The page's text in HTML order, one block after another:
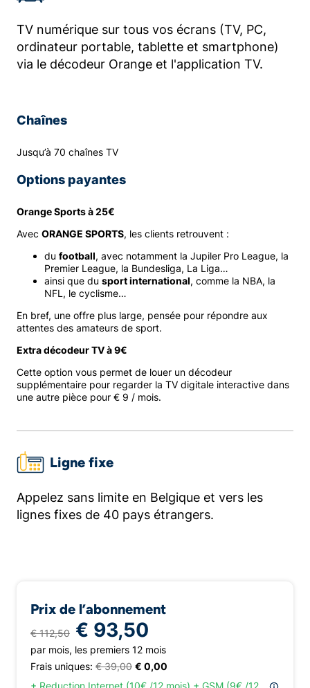
TV numérique sur tous vos écrans (TV, PC,
ordinateur portable, tablette et smartphone)
via le décodeur Orange et l'application TV.
Chaînes
Jusqu’à 70 chaînes TV
Options payantes
Orange Sports à 25€
Avec ORANGE SPORTS, les clients retrouvent :
du football, avec notamment la Jupiler Pro League, la
Premier League, la Bundesliga, La Liga…
ainsi que du sport international, comme la NBA, la
NFL, le cyclisme…
En bref, une offre plus large, pensée pour répondre aux
attentes des amateurs de sport.
Extra décodeur TV à 9€
Cette option vous permet de louer un décodeur
supplémentaire pour regarder la TV digitale interactive dans
une autre pièce pour € 9 / mois.
Ligne fixe
Appelez sans limite en Belgique et vers les
lignes fixes de 40 pays étrangers.
Prix de l’abonnement
€ 112,50 € 93,50
par mois, les premiers 12 mois
Frais uniques: € 39,00 € 0,00
+ Reduction Internet (10€ /12 mois) + GSM (9€ /12